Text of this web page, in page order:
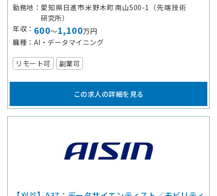
勤務地
愛知県日進市米野木町南山500-1（先端技術
研究所）
年収
600～1,100万円
職種
AI・データマイニング
リモート可 副業可
この求人の詳細を見る